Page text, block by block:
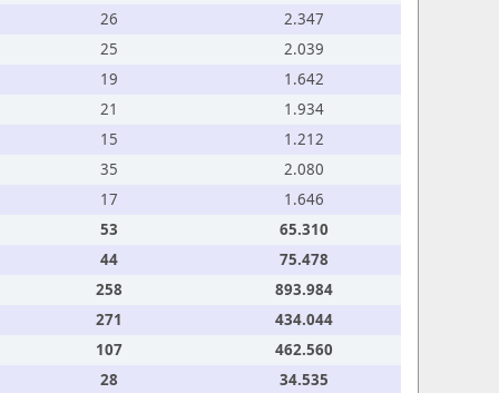
26
2.347
25
2.039
19
1.642
21
1.934
15
1.212
35
2.080
17
1.646
53
65.310
44
75.478
258
893.984
271
434.044
107
462.560
28
34.535